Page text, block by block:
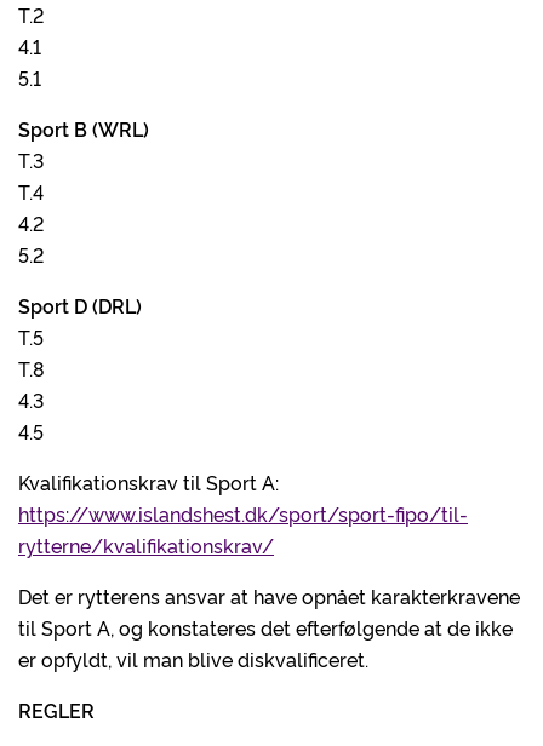
T.2
4.1
5.1
Sport B (WRL)
T.3
T.4
4.2
5.2
Sport D (DRL)
T.5
T.8
4.3
4.5
Kvalifikationskrav til Sport A:
https://www.islandshest.dk/sport/sport-fipo/til-
rytterne/kvalifikationskrav/
Det er rytterens ansvar at have opnået karakterkravene
til Sport A, og konstateres det efterfølgende at de ikke
er opfyldt, vil man blive diskvalificeret.
REGLER